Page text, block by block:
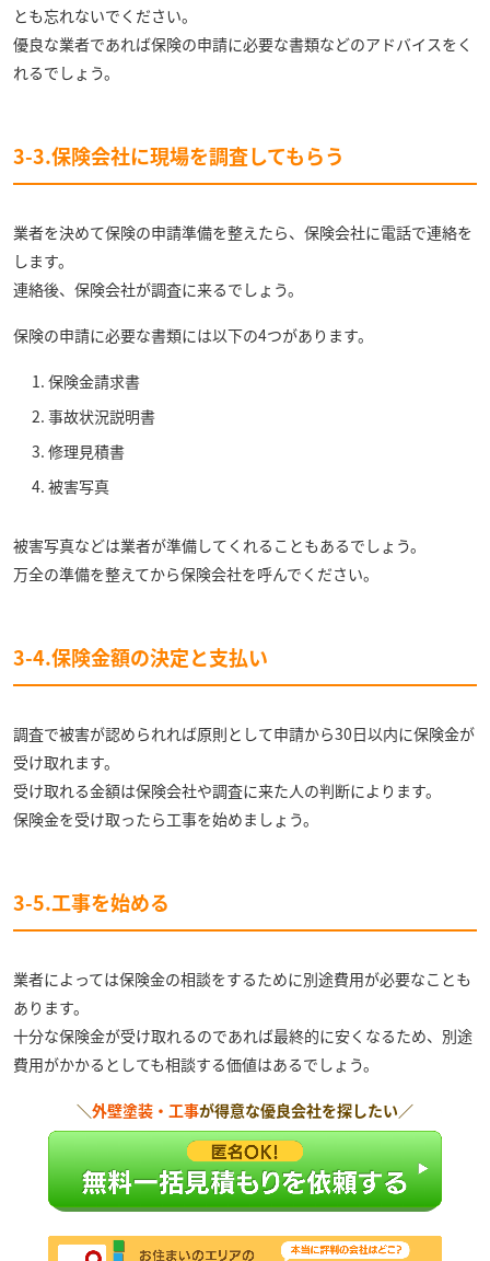
とも忘れないでください。
優良な業者であれば保険の申請に必要な書類などのアドバイスをく
れるでしょう。
3-3.保険会社に現場を調査してもらう
業者を決めて保険の申請準備を整えたら、保険会社に電話で連絡を
します。
連絡後、保険会社が調査に来るでしょう。
保険の申請に必要な書類には以下の4つがあります。
保険金請求書
事故状況説明書
修理見積書
被害写真
被害写真などは業者が準備してくれることもあるでしょう。
万全の準備を整えてから保険会社を呼んでください。
3-4.保険金額の決定と支払い
調査で被害が認められれば原則として申請から30日以内に保険金が
受け取れます。
受け取れる金額は保険会社や調査に来た人の判断によります。
保険金を受け取ったら工事を始めましょう。
3-5.工事を始める
業者によっては保険金の相談をするために別途費用が必要なことも
あります。
十分な保険金が受け取れるのであれば最終的に安くなるため、別途
費用がかかるとしても相談する価値はあるでしょう。
＼外壁塗装・工事が得意な優良会社を探したい／